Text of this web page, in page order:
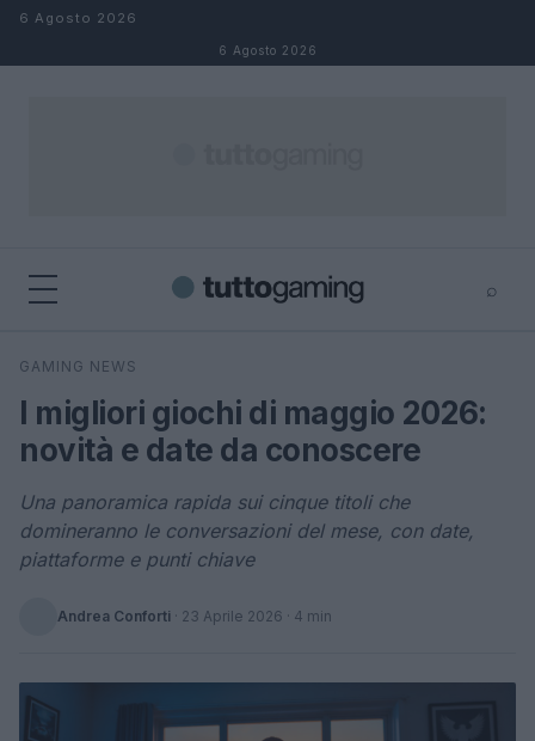
Salta al contenuto
6 Agosto 2026
6 Agosto 2026
⌕
Cerca
GAMING NEWS
I migliori giochi di maggio 2026:
novità e date da conoscere
Una panoramica rapida sui cinque titoli che
domineranno le conversazioni del mese, con date,
piattaforme e punti chiave
Andrea Conforti · 23 Aprile 2026 · 4 min